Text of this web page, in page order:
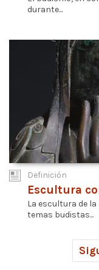
durante...
Definición
Escultura
La escultura de
temas budistas...